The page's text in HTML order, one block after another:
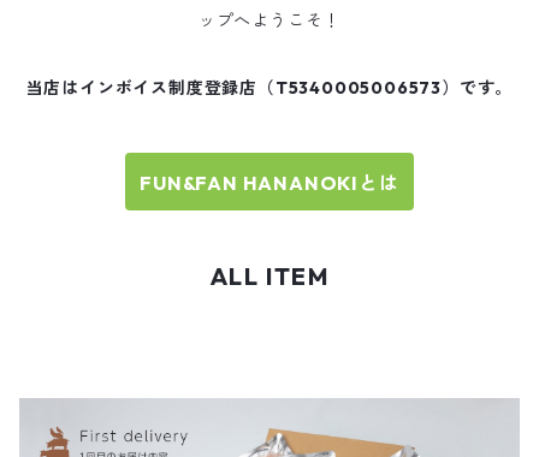
ップへようこそ！
当店はインボイス制度登録店（T5340005006573）です。
FUN&FAN HANANOKIとは
ALL ITEM